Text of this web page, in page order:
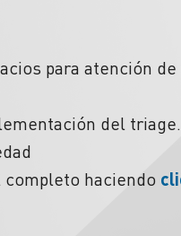
para atención de
del triage.
haciendo